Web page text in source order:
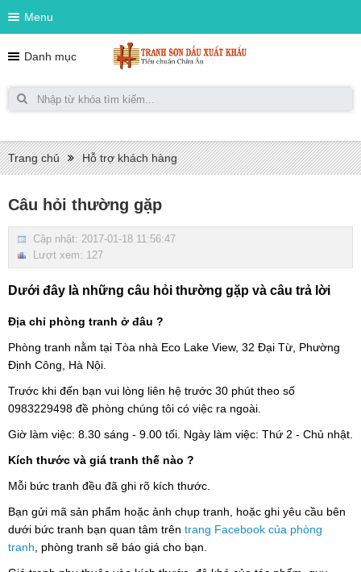
Menu
Danh mục
Trang chủ Hỗ trợ khách hàng
Câu hỏi thường gặp
Cập nhật: 2017-01-18 11:56:47
Lượt xem: 127
Dưới đây là những câu hỏi thường gặp và câu trả lời
Địa chỉ phòng tranh ở đâu ?
Phòng tranh nằm tại Tòa nhà Eco Lake View, 32 Đại Từ, Phường
Định Công, Hà Nội.
Trước khi đến bạn vui lòng liên hệ trước 30 phút theo số
0983229498 đề phòng chúng tôi có việc ra ngoài.
Giờ làm việc: 8.30 sáng - 9.00 tối. Ngày làm việc: Thứ 2 - Chủ nhật.
Kích thước và giá tranh thế nào ?
Mỗi bức tranh đều đã ghi rõ kích thước.
Bạn gửi mã sản phẩm hoặc ảnh chụp tranh, hoặc ghi yêu cầu bên
dưới bức tranh bạn quan tâm trên trang Facebook của phòng
tranh , phòng tranh sẽ báo giá cho bạn.